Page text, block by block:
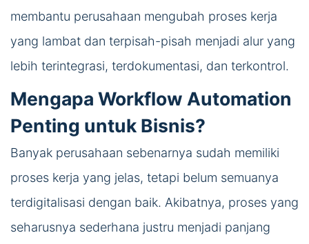
membantu perusahaan mengubah proses kerja
yang lambat dan terpisah-pisah menjadi alur yang
lebih terintegrasi, terdokumentasi, dan terkontrol.
Mengapa Workflow Automation
Penting untuk Bisnis?
Banyak perusahaan sebenarnya sudah memiliki
proses kerja yang jelas, tetapi belum semuanya
terdigitalisasi dengan baik. Akibatnya, proses yang
seharusnya sederhana justru menjadi panjang